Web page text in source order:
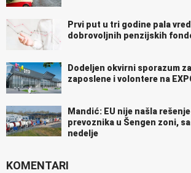
Prvi put u tri godine pala
dobrovoljnih penzijskih
Dodeljen okvirni sporazum
zaposlene i volontere na
Mandić: EU nije našla
prevoznika u Šengen zoni,
nedelje
KOMENTARI